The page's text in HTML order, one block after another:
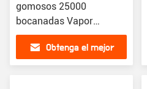
gomosos 25000
bocanadas Vapor
desechable cigarrillo
electrónico recargable
Obtenga el mejor